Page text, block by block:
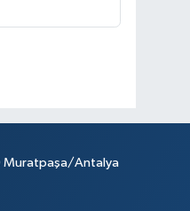
Muratpaşa/Antalya